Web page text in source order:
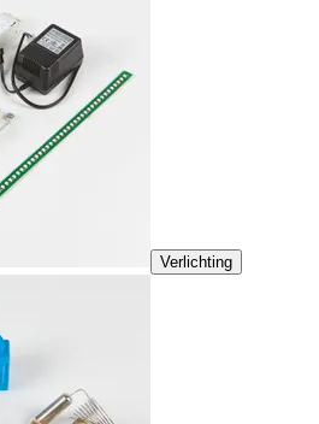
Verlichting